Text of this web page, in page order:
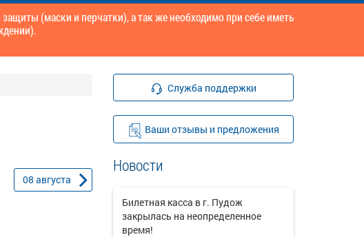
(маски и перчатки), а так же необходимо при себе иметь
08 августа
Служба поддержки
Ваши отзывы и предложения
Новости
Билетная касса в г. Пудож
закрылась на неопределенное
время!